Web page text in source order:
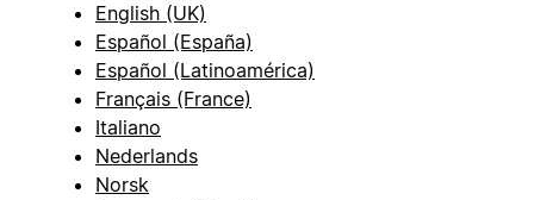
English (UK)
Español (España)
Español (Latinoamérica)
Français (France)
Italiano
Nederlands
Norsk